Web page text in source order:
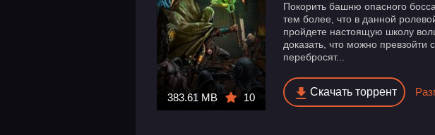
383.61 MB 10
Покорить башню опасного
тем более, что в данной
пройдете настоящую школу
доказать, что можно превзойти
перебросят...
Скачать торрент